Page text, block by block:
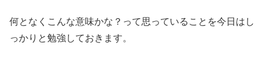
何となくこんな意味かな？って思っていることを今日はし
っかりと勉強しておきます。